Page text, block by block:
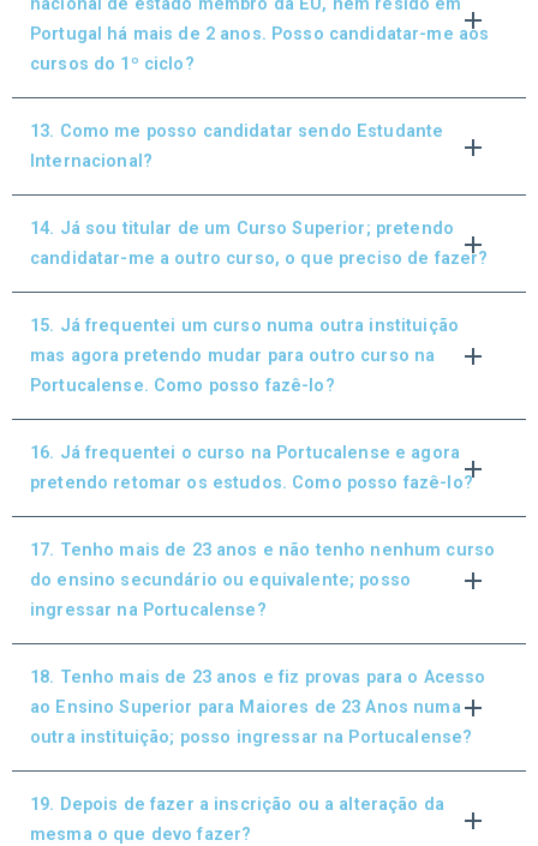
nacional de estado membro da EU, nem resido em
Portugal há mais de 2 anos. Posso candidatar-me aos
cursos do 1º ciclo?
13. Como me posso candidatar sendo Estudante
Internacional?
14. Já sou titular de um Curso Superior; pretendo
candidatar-me a outro curso, o que preciso de fazer?
15. Já frequentei um curso numa outra instituição
mas agora pretendo mudar para outro curso na
Portucalense. Como posso fazê-lo?
16. Já frequentei o curso na Portucalense e agora
pretendo retomar os estudos. Como posso fazê-lo?
17. Tenho mais de 23 anos e não tenho nenhum curso
do ensino secundário ou equivalente; posso
ingressar na Portucalense?
18. Tenho mais de 23 anos e fiz provas para o Acesso
ao Ensino Superior para Maiores de 23 Anos numa
outra instituição; posso ingressar na Portucalense?
19. Depois de fazer a inscrição ou a alteração da
mesma o que devo fazer?